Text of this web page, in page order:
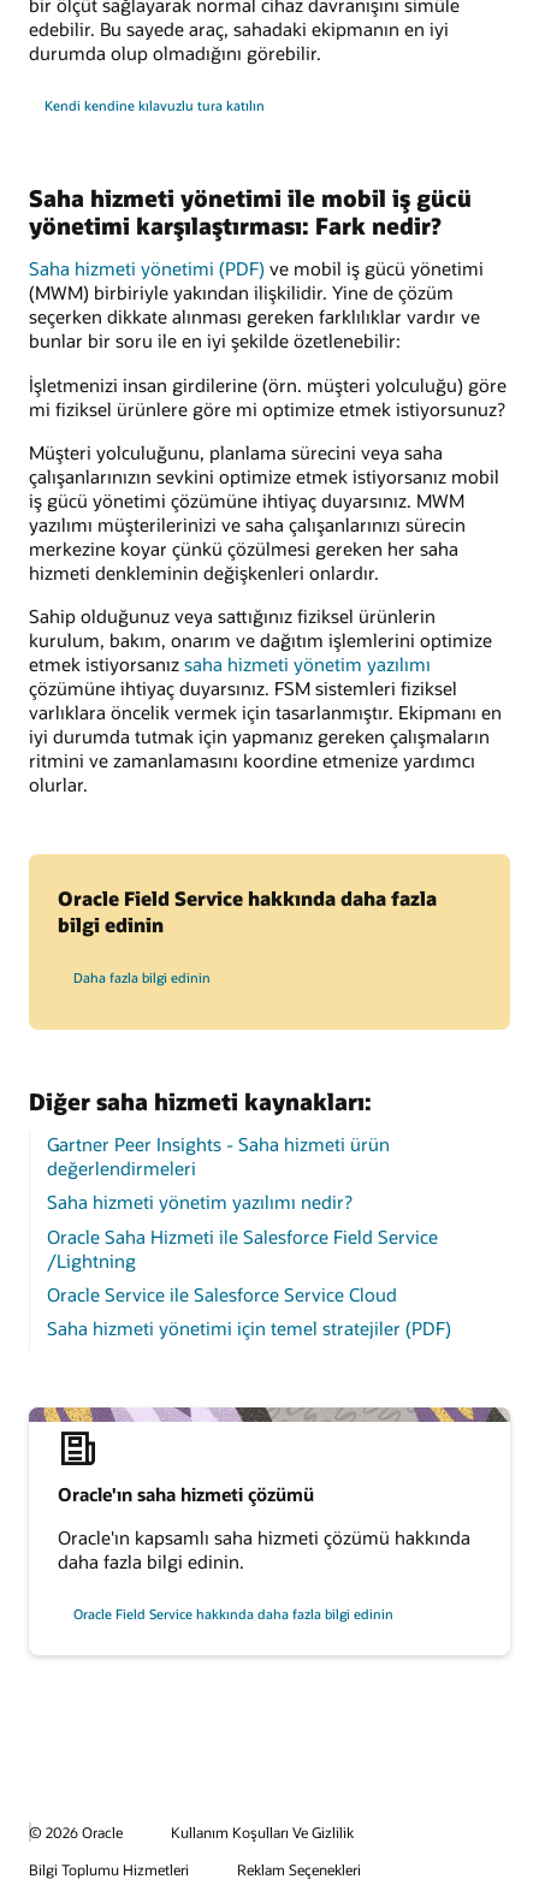
Oracle'ın saha hizmeti çözümü
Oracle'ın kapsamlı saha hizmeti çözümü hakkında
daha fazla bilgi edinin.
Oracle Field Service hakkında daha fazla bilgi edinin
bir ölçüt sağlayarak normal cihaz davranışını simüle
edebilir. Bu sayede araç, sahadaki ekipmanın en iyi
durumda olup olmadığını görebilir.
Kendi kendine kılavuzlu tura katılın
Saha hizmeti yönetimi ile mobil iş gücü
yönetimi karşılaştırması: Fark nedir?
Saha hizmeti yönetimi (PDF) ve mobil iş gücü yönetimi
(MWM) birbiriyle yakından ilişkilidir. Yine de çözüm
seçerken dikkate alınması gereken farklılıklar vardır ve
bunlar bir soru ile en iyi şekilde özetlenebilir:
İşletmenizi insan girdilerine (örn. müşteri yolculuğu) göre
mi fiziksel ürünlere göre mi optimize etmek istiyorsunuz?
Müşteri yolculuğunu, planlama sürecini veya saha
çalışanlarınızın sevkini optimize etmek istiyorsanız mobil
iş gücü yönetimi çözümüne ihtiyaç duyarsınız. MWM
yazılımı müşterilerinizi ve saha çalışanlarınızı sürecin
merkezine koyar çünkü çözülmesi gereken her saha
hizmeti denkleminin değişkenleri onlardır.
Sahip olduğunuz veya sattığınız fiziksel ürünlerin
kurulum, bakım, onarım ve dağıtım işlemlerini optimize
etmek istiyorsanız saha hizmeti yönetim yazılımı
çözümüne ihtiyaç duyarsınız. FSM sistemleri fiziksel
varlıklara öncelik vermek için tasarlanmıştır. Ekipmanı en
iyi durumda tutmak için yapmanız gereken çalışmaların
ritmini ve zamanlamasını koordine etmenize yardımcı
olurlar.
Oracle Field Service hakkında daha fazla
bilgi edinin
Daha fazla bilgi edinin
Diğer saha hizmeti kaynakları:
Gartner Peer Insights - Saha hizmeti ürün
değerlendirmeleri
Saha hizmeti yönetim yazılımı nedir?
Oracle Saha Hizmeti ile Salesforce Field Service
/Lightning
Oracle Service ile Salesforce Service Cloud
Saha hizmeti yönetimi için temel stratejiler (PDF)
© 2026 Oracle
Kullanım Koşulları Ve Gizlilik
Bilgi Toplumu Hizmetleri
Reklam Seçenekleri